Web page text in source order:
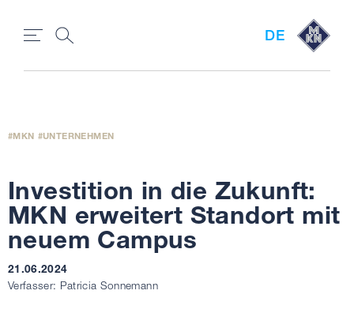
DE
MKN UNTERNEHMEN
Investition in die Zukunft:
MKN erweitert Standort mit
neuem Campus
21.06.2024
Verfasser: Patricia Sonnemann